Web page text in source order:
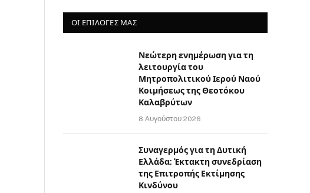
ΟΙ ΕΠΙΛΟΓΈΣ ΜΑΣ
Νεώτερη ενημέρωση για τη
λειτουργία του
Μητροπολιτικού Ιερού Ναού
Κοιμήσεως της Θεοτόκου
Καλαβρύτων
8 Αυγούστου 2026
Συναγερμός για τη Δυτική
Ελλάδα: Έκτακτη συνεδρίαση
της Επιτροπής Εκτίμησης
Κινδύνου